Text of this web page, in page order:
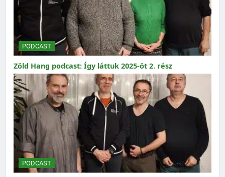
PODCAST
Zöld Hang podcast: Így láttuk 2025-öt 2. rész
PODCAST